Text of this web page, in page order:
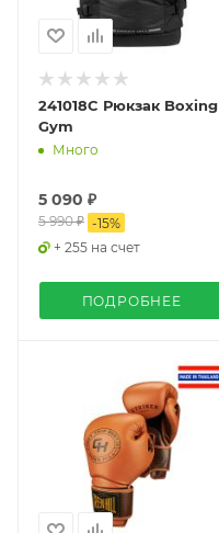
241018C Рюкзак Boxing
Gym
Много
5 090 ₽
5 990 ₽ -15%
+ 255 на счет
ПОДРОБНЕЕ